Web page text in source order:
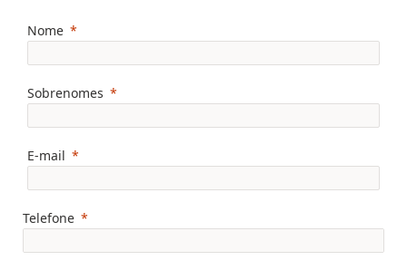
Nome
Sobrenomes
E-mail
Telefone